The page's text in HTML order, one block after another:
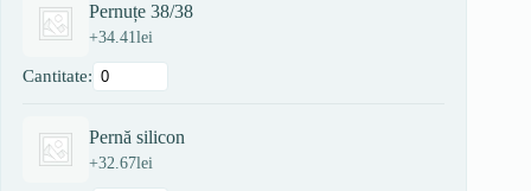
Pernuțe 38/38
+34.41lei
Cantitate:
Pernă silicon
+32.67lei